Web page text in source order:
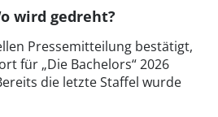
wird gedreht?
Pressemitteilung bestätigt,
für „Die Bachelors“ 2026
die letzte Staffel wurde